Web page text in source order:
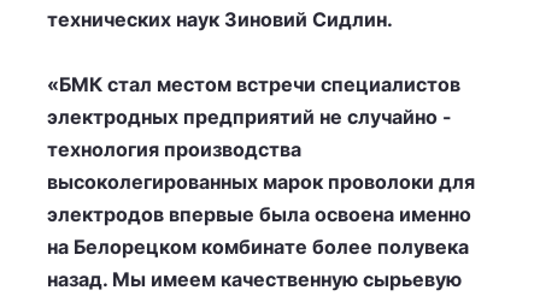
технических наук Зиновий Сидлин.
«БМК стал местом встречи специалистов
электродных предприятий не случайно -
технология производства
высоколегированных марок проволоки для
электродов впервые была освоена именно
на Белорецком комбинате более полувека
назад. Мы имеем качественную сырьевую